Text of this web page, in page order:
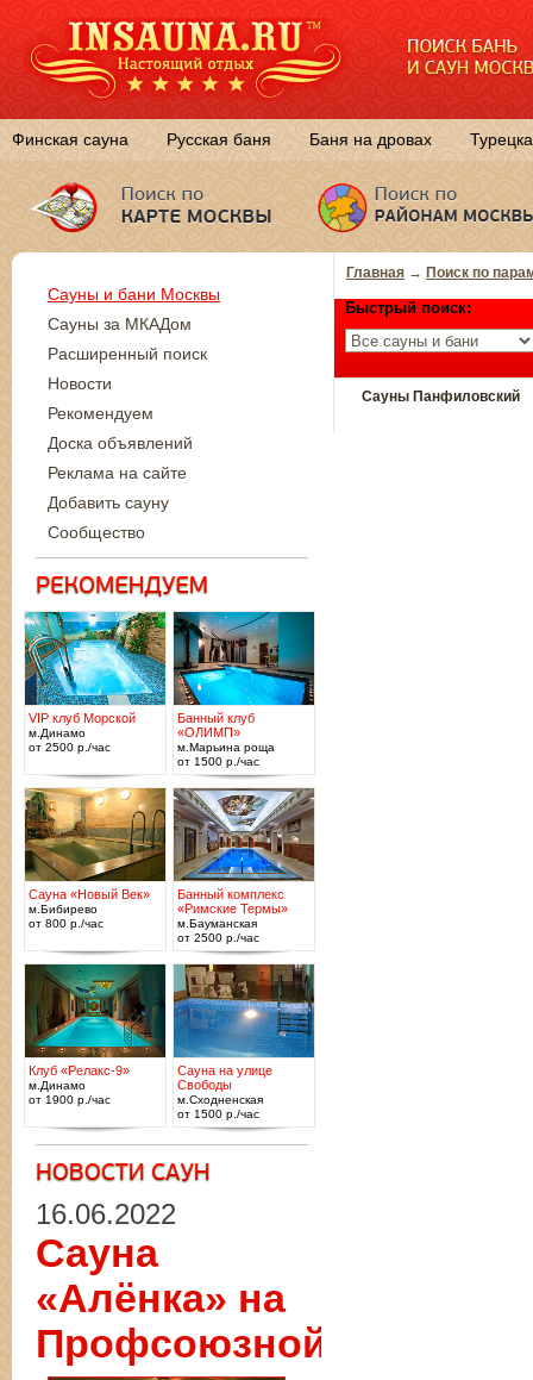
Финская сауна Русская баня Баня на дровах
Главная → Поиск по
Быстрый поиск:
Сауны Панфиловский
Сауны и бани Москвы
Сауны за МКАДом
Расширенный поиск
Новости
Рекомендуем
Доска объявлений
Реклама на сайте
Добавить сауну
Сообщество
VIP клуб Морской
м.Динамо
от 2500 р./час
Банный клуб
«ОЛИМП»
м.Марьина роща
от 1500 р./час
Сауна «Новый Век»
м.Бибирево
от 800 р./час
Банный комплекс
«Римские Термы»
м.Бауманская
от 2500 р./час
Клуб «Релакс-9»
м.Динамо
от 1900 р./час
Сауна на улице
Свободы
м.Сходненская
от 1500 р./час
16.06.2022
Сауна
«Алёнка» на
Профсоюзной